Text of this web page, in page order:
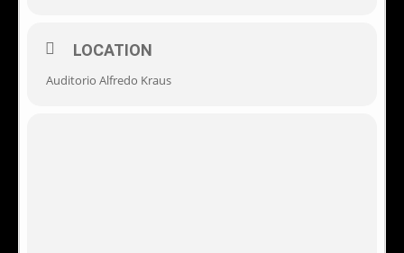
LOCATION
Auditorio Alfredo Kraus